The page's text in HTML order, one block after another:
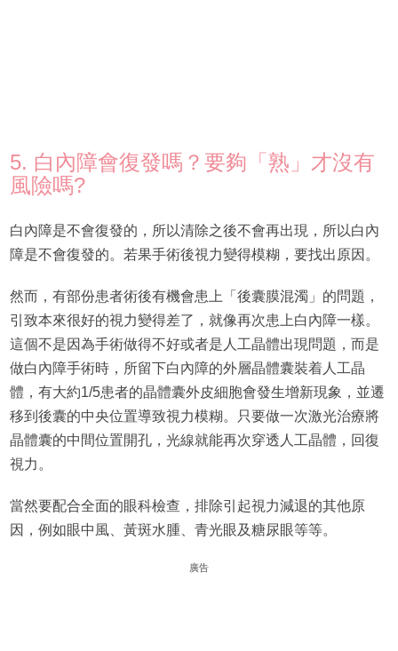
5. 白內障會復發嗎？要夠「熟」才沒有
風險嗎?
白內障是不會復發的，所以清除之後不會再出現，所以白內
障是不會復發的。若果手術後視力變得模糊，要找出原因。
然而，有部份患者術後有機會患上「後囊膜混濁」的問題，
引致本來很好的視力變得差了，就像再次患上白內障一樣。
這個不是因為手術做得不好或者是人工晶體出現問題，而是
做白內障手術時，所留下白內障的外層晶體囊裝着人工晶
體，有大約1/5患者的晶體囊外皮細胞會發生增新現象，並遷
移到後囊的中央位置導致視力模糊。只要做一次激光治療將
晶體囊的中間位置開孔，光線就能再次穿透人工晶體，回復
視力。
當然要配合全面的眼科檢查，排除引起視力減退的其他原
因，例如眼中風、黃斑水腫、青光眼及糖尿眼等等。
廣告